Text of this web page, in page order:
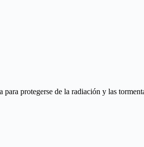
protegerse de la radiación y las